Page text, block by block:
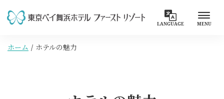
LANGUAGE MENU
ホーム ホテルの魅力